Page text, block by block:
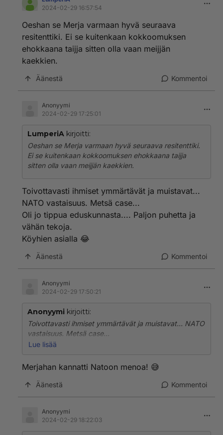
2024-02-29 16:57:54
Oeshan se Merja varmaan hyvä seuraava
resitenttiki. Ei se kuitenkaan kokkoomuksen
ehokkaana taijja sitten olla vaan meijjän
kaekkien.
Äänestä Kommentoi
Anonyymi
2024-02-29 17:25:01
LumperiA kirjoitti:
Oeshan se Merja varmaan hyvä seuraava resitenttiki.
Ei se kuitenkaan kokkoomuksen ehokkaana taijja
sitten olla vaan meijjän kaekkien.
Toivottavasti ihmiset ymmärtävät ja muistavat...
NATO vastaisuus. Metsä case...
Oli jo tippua eduskunnasta.... Paljon puhetta ja
vähän tekoja.
Köyhien asialla 😂
Äänestä Kommentoi
Anonyymi
2024-02-29 17:50:21
Anonyymi kirjoitti:
Toivottavasti ihmiset ymmärtävät ja muistavat... NATO
vastaisuus. Metsä case...
Oli jo tippua eduskunnasta.... Paljon puhetta ja vähän
Köyhien asialla 😂
Lue lisää
Merjahan kannatti Natoon menoa! 😅
Äänestä Kommentoi
Anonyymi
2024-02-29 18:22:03